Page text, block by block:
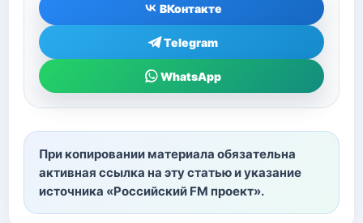
ВКонтакте
Telegram
WhatsApp
При копировании материала обязательна
активная ссылка на эту статью и указание
источника «Российский FM проект».